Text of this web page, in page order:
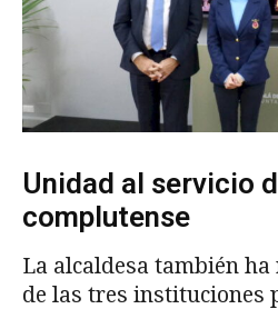
Unidad al servicio
complutense
La alcaldesa también
de las tres instituciones